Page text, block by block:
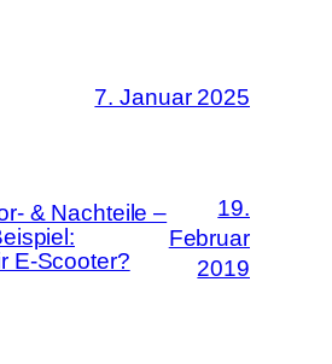
7. Januar 2025
& Nachteile –
E-Scooter?
19.
Februar
2019